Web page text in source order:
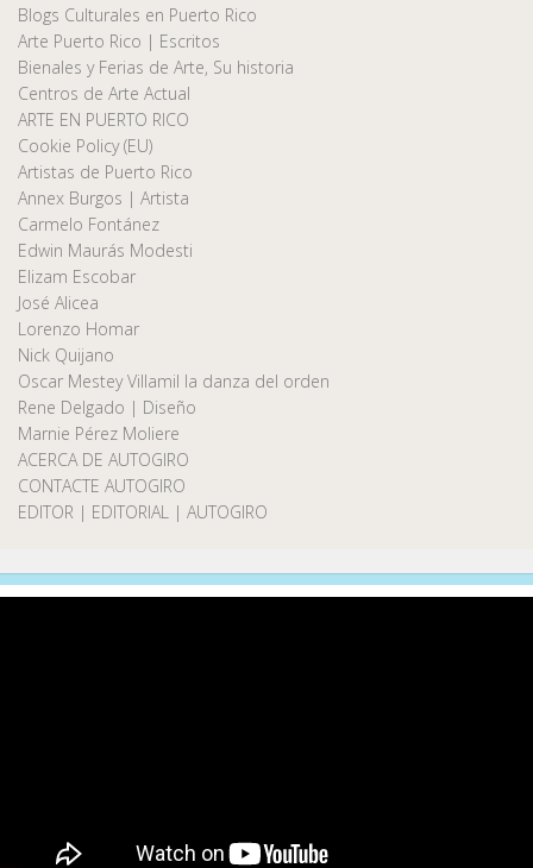
Blogs Culturales en Puerto Rico
Arte Puerto Rico | Escritos
Bienales y Ferias de Arte, Su historia
Centros de Arte Actual
ARTE EN PUERTO RICO
Cookie Policy (EU)
Artistas de Puerto Rico
Annex Burgos | Artista
Carmelo Fontánez
Edwin Maurás Modesti
Elizam Escobar
José Alicea
Lorenzo Homar
Nick Quijano
Oscar Mestey Villamil la danza del orden
Rene Delgado | Diseño
Marnie Pérez Moliere
ACERCA DE AUTOGIRO
CONTACTE AUTOGIRO
EDITOR | EDITORIAL | AUTOGIRO